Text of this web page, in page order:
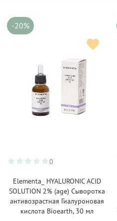
-20%
0
Elementa_ HYALURONIC ACID
SOLUTION 2% (age) Сыворотка
антивозрастная Гиалуроновая
кислота Bioearth, 30 мл